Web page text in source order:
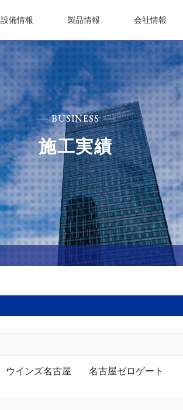
設備情報 製品情報 会社情報
BUSINESS
施工実績
ウインズ名古屋 名古屋ゼロゲート